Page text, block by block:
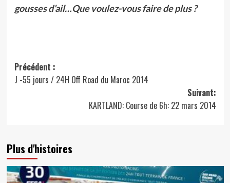
gousses d’ail…Que voulez-vous faire de plus ?
Navigation
d’article
Précédent :
J -55 jours / 24H Off Road du Maroc 2014
Suivant:
KARTLAND: Course de 6h: 22 mars 2014
Plus d'histoires